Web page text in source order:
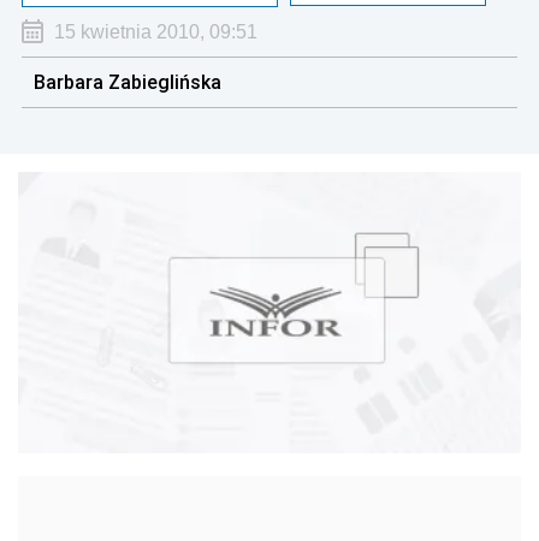
15 kwietnia 2010, 09:51
Barbara Zabieglińska